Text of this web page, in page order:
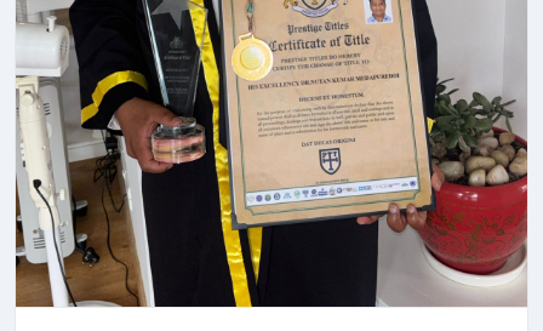
equation enjoyable to watch.
The stunning animation, VFX and thrilling action keep
one engaged, but the narrative feels slightly
overstuffed with multiple themes. The pacing also feels
uneven, especially when the film moves quickly
between different plot points. The first half feels more
kid-friendly, while the post-interval portions become
more intense and engaging. Character design is
another highlight, especially Sha, the terrifying chimaera
made up of Jade Chicken & Red Lion, Black Dragon
The grand felicitation served as a gathering of the
world's elite. Cabinet ministers, international
parliamentarians, and legal luminaries from multiple
continents converged to honor Sir His Excellency
Professor Dr Nutan Naidu, recognizing his profound
impact on contemporary geopolitics and international
governance.
The Paradigm of International Statesmanship and
Diplomatic Mastery
To be invested with the honors of both Sir and His